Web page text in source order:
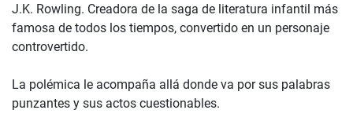
J.K. Rowling. Creadora de la saga de literatura infantil más
famosa de todos los tiempos, convertido en un personaje
controvertido.
La polémica le acompaña allá donde va por sus palabras
punzantes y sus actos cuestionables.